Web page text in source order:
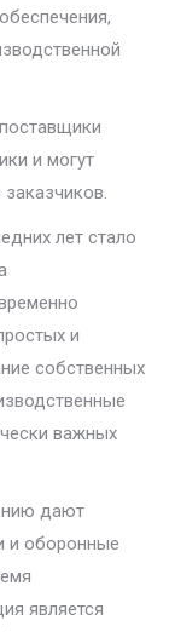
и могут
лет стало
и
собственных
важных
дают
и оборонные
является